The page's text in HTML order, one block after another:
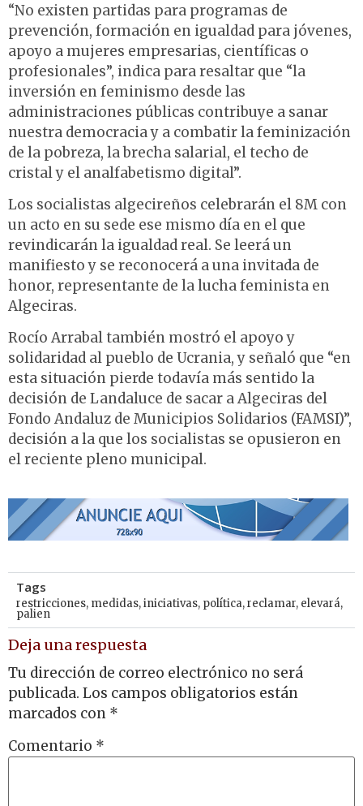
“No existen partidas para programas de
prevención, formación en igualdad para jóvenes,
apoyo a mujeres empresarias, científicas o
profesionales”, indica para resaltar que “la
inversión en feminismo desde las
administraciones públicas contribuye a sanar
nuestra democracia y a combatir la feminización
de la pobreza, la brecha salarial, el techo de
cristal y el analfabetismo digital”.
Los socialistas algecireños celebrarán el 8M con
un acto en su sede ese mismo día en el que
revindicarán la igualdad real. Se leerá un
manifiesto y se reconocerá a una invitada de
honor, representante de la lucha feminista en
Algeciras.
Rocío Arrabal también mostró el apoyo y
solidaridad al pueblo de Ucrania, y señaló que “en
esta situación pierde todavía más sentido la
decisión de Landaluce de sacar a Algeciras del
Fondo Andaluz de Municipios Solidarios (FAMSI)”,
decisión a la que los socialistas se opusieron en
el reciente pleno municipal.
Tags
restricciones, medidas,iniciativas, política,reclamar, elevará,
palien
Deja una respuesta
Tu dirección de correo electrónico no será
publicada. Los campos obligatorios están
marcados con *
Comentario *